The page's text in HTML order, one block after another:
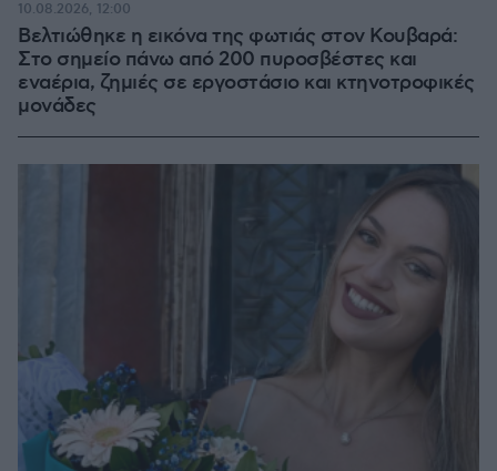
Βελτιώθηκε η εικόνα της φωτιάς στον Κουβαρά:
Στο σημείο πάνω από 200 πυροσβέστες και
εναέρια, ζημιές σε εργοστάσιο και κτηνοτροφικές
μονάδες
10.08.2026, 12:00